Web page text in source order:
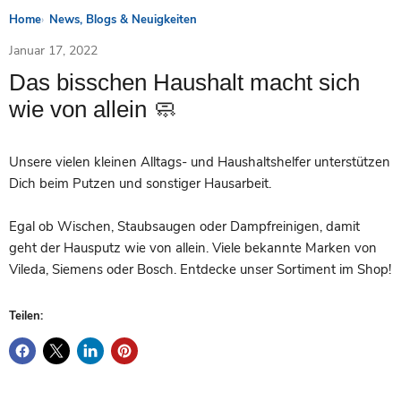
Home News, Blogs & Neuigkeiten
Januar 17, 2022
Das bisschen Haushalt macht sich
wie von allein 🧼
Unsere vielen kleinen Alltags- und Haushaltshelfer unterstützen
Dich beim Putzen und sonstiger Hausarbeit.
Egal ob Wischen, Staubsaugen oder Dampfreinigen, damit
geht der Hausputz wie von allein. Viele bekannte Marken von
Vileda, Siemens oder Bosch. Entdecke unser Sortiment im Shop!
Teilen: